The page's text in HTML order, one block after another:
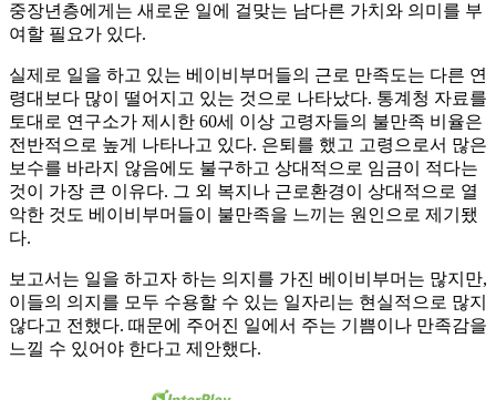
중장년층에게는 새로운 일에 걸맞는 남다른 가치와 의미를 부
여할 필요가 있다.
실제로 일을 하고 있는 베이비부머들의 근로 만족도는 다른 연
령대보다 많이 떨어지고 있는 것으로 나타났다. 통계청 자료를
토대로 연구소가 제시한 60세 이상 고령자들의 불만족 비율은
전반적으로 높게 나타나고 있다. 은퇴를 했고 고령으로서 많은
보수를 바라지 않음에도 불구하고 상대적으로 임금이 적다는
것이 가장 큰 이유다. 그 외 복지나 근로환경이 상대적으로 열
악한 것도 베이비부머들이 불만족을 느끼는 원인으로 제기됐
다.
보고서는 일을 하고자 하는 의지를 가진 베이비부머는 많지만,
이들의 의지를 모두 수용할 수 있는 일자리는 현실적으로 많지
않다고 전했다. 때문에 주어진 일에서 주는 기쁨이나 만족감을
느낄 수 있어야 한다고 제안했다.